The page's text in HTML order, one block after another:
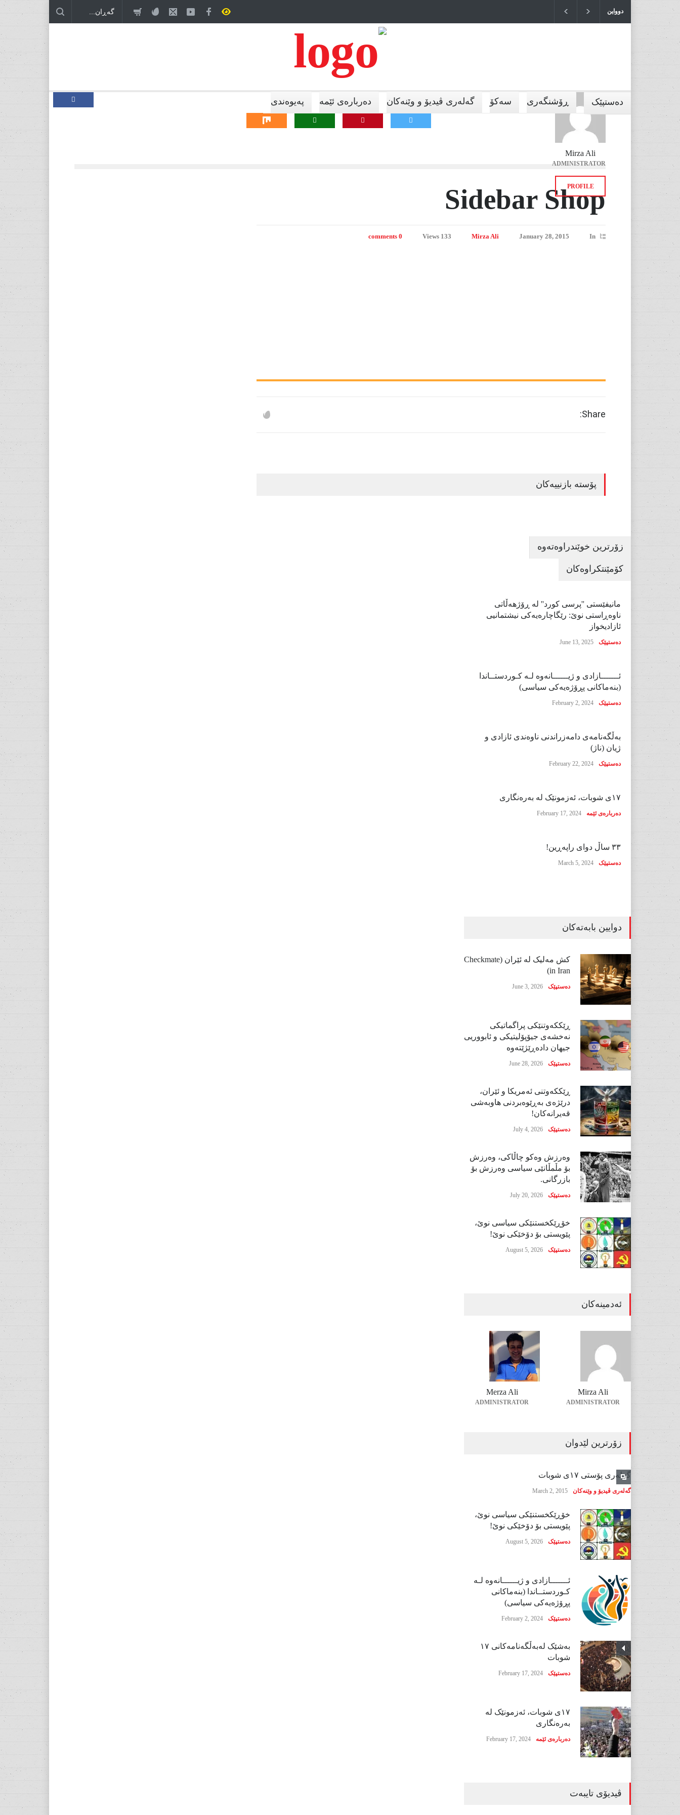
دوواین
وەرزش وەکو چاڵاکی، وەرزش بۆ مڵمڵانێی سیاسی وەرزش بۆ
دەستپێک ڕۆشنگەری سەکۆ گەلەری ڤیدیۆ و وێنەکان دەربارەی ئێمە پەیوەندی
Sidebar Shop
In
January 28, 2015
Mirza Ali
133 Views
0 comments
Mirza Ali
ADMINISTRATOR
PROFILE
Share:
پۆستە بازنییەکان
زۆرترین خوێندراوەتەوە
کۆمێنتکراوەکان
مانیفێستی ''پرسی کورد'' لە ڕۆژهەڵاتی
ناوەڕاستی نوێ: رێگاچارەیەکی نیشتمانیی
ئازادیخواز
دەستپێک June 13, 2025
ئـــــــازادی و ژیــــــانەوە لـە کـوردستــاندا
(بنەماکانی پڕۆژەیەکی سیاسی)
دەستپێک February 2, 2024
بەڵگەنامەی دامەزراندنی ناوەندی ئازادی و
ژیان (ناژ)
دەستپێک February 22, 2024
١٧ی شوبات، ئەزمونێک لە بەرەنگاری
دەربارەی ئێمە February 17, 2024
٣٣ ساڵ دوای راپەڕین!
دەستپێک March 5, 2024
دوایین بابەتەکان
کش مەلیک لە ئێران (Checkmate
in Iran)
دەستپێک June 3, 2026
ڕێککەوتنێکی پراگماتیکی
نەخشەی جیۆپۆلیتیکی و ئابووریی
جیهان دادەڕێژێتەوە
دەستپێک June 28, 2026
ڕێککەوتنی ئەمریکا و ئێران،
درێژەی بەڕێوەبردنی هاوبەشی
قەیرانەکان!
دەستپێک July 4, 2026
وەرزش وەکو چاڵاکی، وەرزش
بۆ مڵمڵانێی سیاسی وەرزش بۆ
بازرگانی.
دەستپێک July 20, 2026
خۆڕێکخستنێکی سیاسی نوێ،
پێویستی بۆ دۆخێکی نوێ!
دەستپێک August 5, 2026
ئەدمینەکان
Mirza Ali
ADMINISTRATOR
Merza Ali
ADMINISTRATOR
زۆرترین لێدوان
گەلەری پۆستی ١٧ی شوبات
گەلەری ڤیدیۆ و وێنەکان March 2, 2015
خۆڕێکخستنێکی سیاسی نوێ،
پێویستی بۆ دۆخێکی نوێ!
دەستپێک August 5, 2026
ئـــــــازادی و ژیــــــانەوە لـە
کـوردستــاندا (بنەماکانی
پڕۆژەیەکی سیاسی)
دەستپێک February 2, 2024
بەشێک لەبەڵگەنامەکانی ١٧
شوبات
دەستپێک February 17, 2024
١٧ی شوبات، ئەزمونێک لە
بەرەنگاری
دەربارەی ئێمە February 17, 2024
ڤیدیۆی تایبەت